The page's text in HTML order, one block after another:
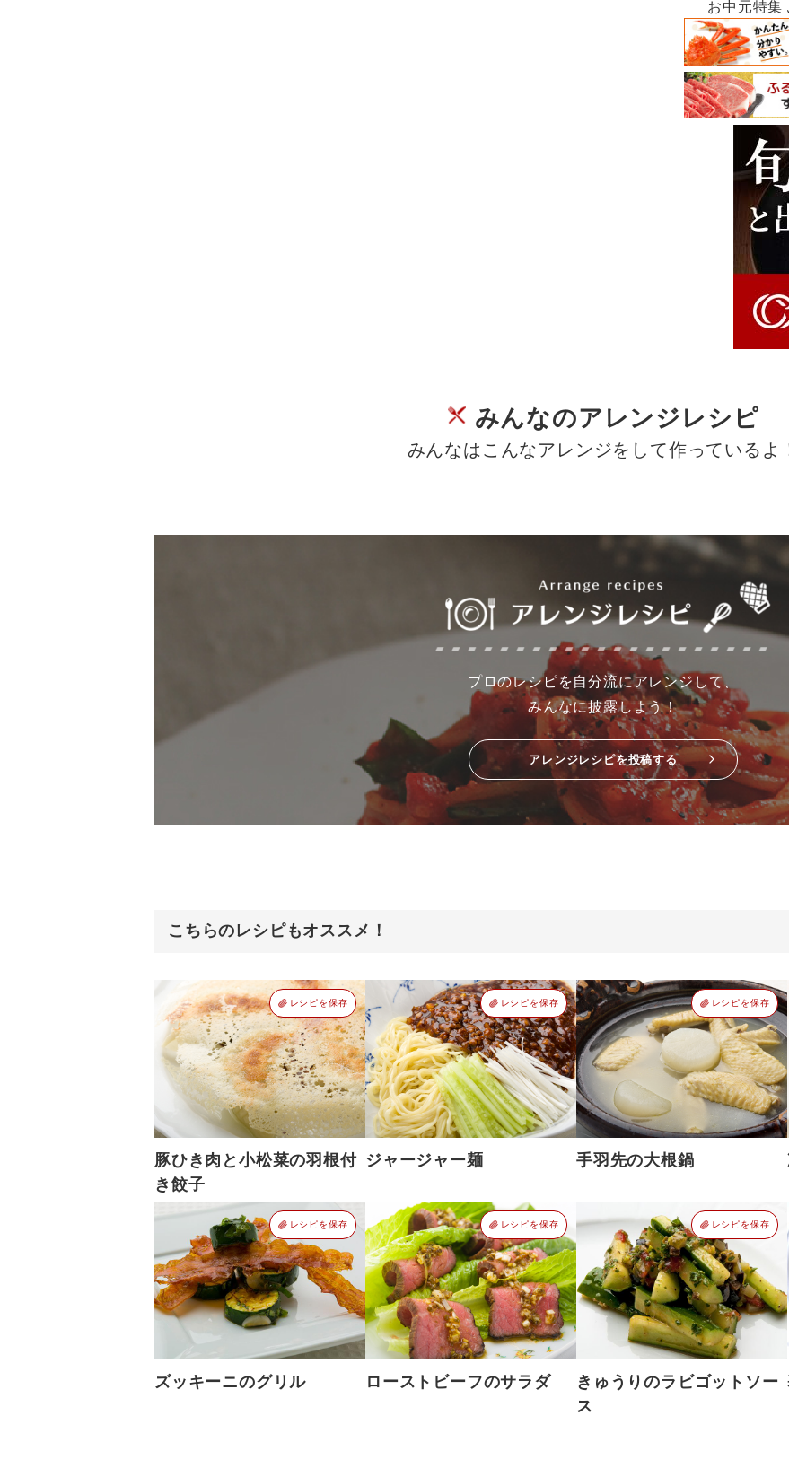
お中元特集
みんなのアレンジレシピ
みんなはこんなアレンジをして作っているよ
プロのレシピを自分流にアレンジして、
みんなに披露しよう！
アレンジレシピを投稿する
こちらのレシピもオススメ！
レシピを保存
豚ひき肉と小松菜の羽根付
き餃子
レシピを保存
ジャージャー麺
レシピを保存
手羽先の大根鍋
レシピを保存
ズッキーニのグリル
レシピを保存
ローストビーフのサラダ
レシピを保存
きゅうりのラビゴットソー
ス